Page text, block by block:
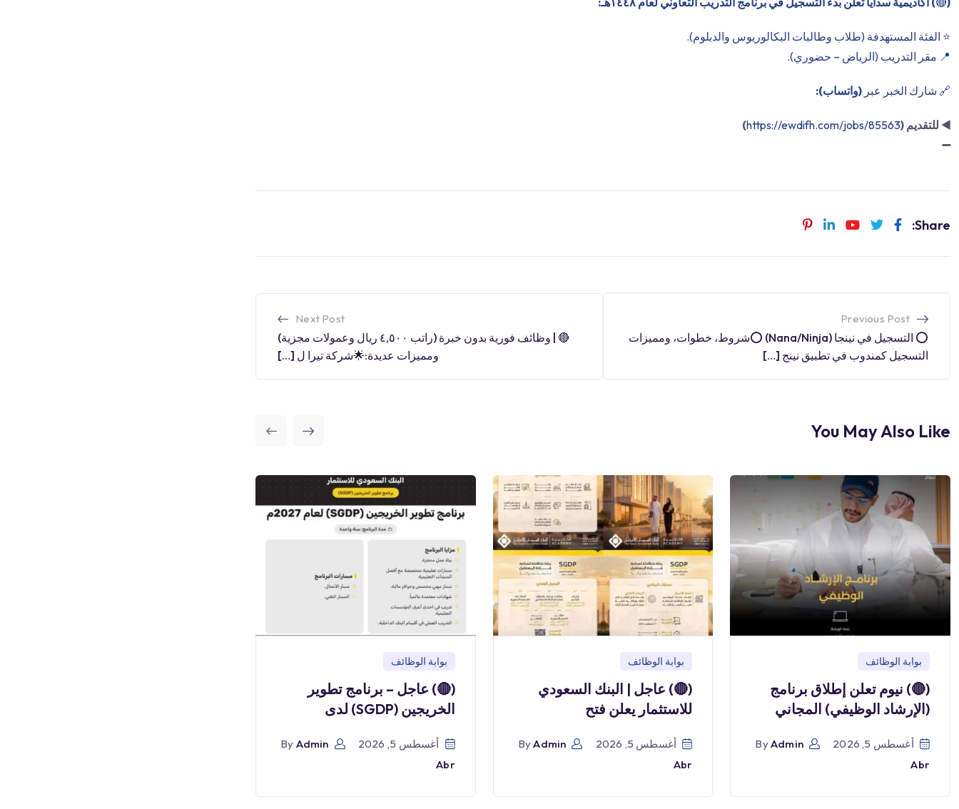
⭐️ الفئة المستهدفة (طلاب وطالبات البكالوريوس والدبلوم).
📍 مقر التدريب (الرياض – حضوري).
🔗 شارك الخبر عبر (واتساب):
◀️ للتقديم (https://ewdifh.com/jobs/85563
)
➖
Share:
Previous Post
⭕️ التسجيل في نينجا (Nana/Ninja) ⭕️شروط، خطوات، ومميزات
التسجيل كمندوب في تطبيق نينج […]
Next Post
🔴 | وظائف فورية بدون خبرة (راتب ٤,٥٠٠ ريال وعمولات مجزية)
ومميزات عديدة:🌟شركة تيرا ل […]
You May Also Like
بوابة الوظائف
(🔴) نيوم تعلن إطلاق برنامج
(الإرشاد الوظيفي) المجاني
أغسطس 5, 2026 ByAdmin
Abr
بوابة الوظائف
(🔴) عاجل | البنك السعودي
للاستثمار يعلن فتح
أغسطس 5, 2026 ByAdmin
Abr
بوابة الوظائف
(🔴) عاجل – برنامج تطوير
الخريجين (SGDP) لدى
أغسطس 5, 2026 By Admin
Abr